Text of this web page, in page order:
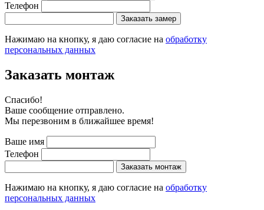
Телефон
Заказать замер
Нажимаю на кнопку, я даю согласие на обработку
персональных данных
Заказать монтаж
Cпасибо!
Ваше сообщение отправлено.
Мы перезвоним в ближайшее время!
Ваше имя
Телефон
Заказать монтаж
Нажимаю на кнопку, я даю согласие на обработку
персональных данных